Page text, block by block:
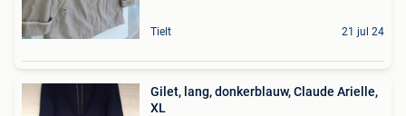
Tielt 21 jul 24
Gilet, lang, donkerblauw, Claude Arielle,
XL